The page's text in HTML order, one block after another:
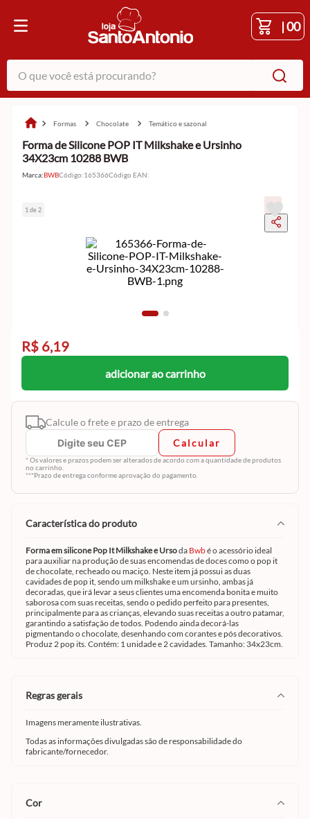
|00
O que você está procurando?
formas chocolate temático e sazonal
Forma de Silicone POP IT Milkshake e Ursinho
34X23cm 10288 BWB
Marca:BWBCódigo:165366Código EAN:
1 de 2
R$ 6,19
adicionar ao carrinho
Calcule o frete e prazo de entrega
Calcular
* Os valores e prazos podem ser alterados de acordo com a quantidade de produtos
no carrinho.
***Prazo de entrega conforme aprovação do pagamento.
característica do produto
Forma em silicone Pop It Milkshake e Ursoda Bwbé o acessório ideal
para auxiliar na produção de suas encomendas de doces como o pop it
de chocolate, recheado ou maciço. Neste item já possui as duas
cavidades de pop it, sendo um milkshake e um ursinho, ambas já
decoradas, que irá levar a seus clientes uma encomenda bonita e muito
saborosa com suas receitas, sendo o pedido perfeito para presentes,
principalmente para as crianças, elevando suas receitas a outro patamar,
garantindo a satisfação de todos. Podendo ainda decorá-las
pigmentando o chocolate, desenhando com corantes e pós decorativos.
Produz 2 pop its. Contém: 1 unidade e 2 cavidades. Tamanho: 34x23cm.
regras gerais
Imagens meramente ilustrativas.
Todas as informações divulgadas são de responsabilidade do
fabricante/fornecedor.
cor